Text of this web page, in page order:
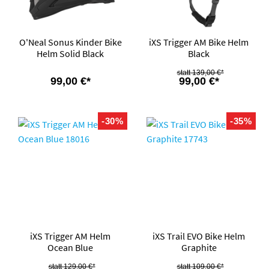
O'Neal Sonus Kinder Bike
Helm Solid Black
99,00 €*
iXS Trigger AM Bike Helm
Black
99,00 €*
139,00 €*
-30%
iXS Trigger AM Helm
Ocean Blue
129,00 €*
-35%
iXS Trail EVO Bike Helm
Graphite
109,00 €*